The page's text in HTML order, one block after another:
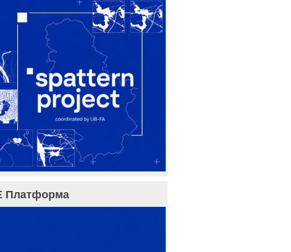
Платформа